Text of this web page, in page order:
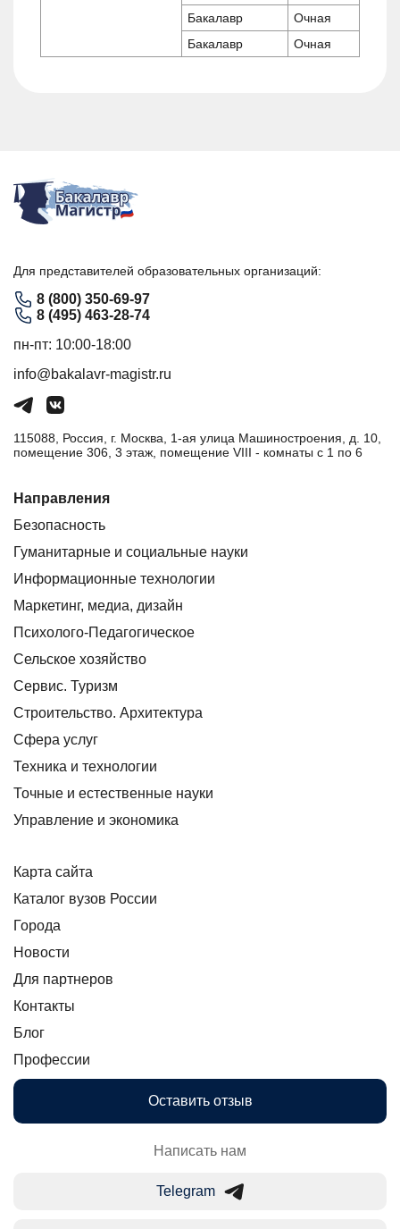
Бакалавр
Очная
Бакалавр
Очная
Для представителей образовательных организаций:
8 (800) 350-69-97
8 (495) 463-28-74
пн-пт: 10:00-18:00
info@bakalavr-magistr.ru
115088, Россия, г. Москва, 1-ая улица Машиностроения, д. 10,
помещение 306, 3 этаж, помещение VIII - комнаты с 1 по 6
Направления
Безопасность
Гуманитарные и социальные науки
Информационные технологии
Маркетинг, медиа, дизайн
Психолого-Педагогическое
Сельское хозяйство
Сервис. Туризм
Строительство. Архитектура
Сфера услуг
Техника и технологии
Точные и естественные науки
Управление и экономика
Карта сайта
Каталог вузов России
Города
Новости
Для партнеров
Контакты
Блог
Профессии
Оставить отзыв
Написать нам
Telegram